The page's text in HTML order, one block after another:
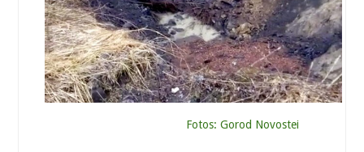
Fotos: Gorod Novostei